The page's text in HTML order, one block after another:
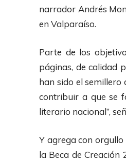
narrador Andrés
en Valparaíso.
Parte de los
páginas, de calidad
han sido el semillero
contribuir a que se
literario nacional”,
Y agrega con
la Beca de Creación